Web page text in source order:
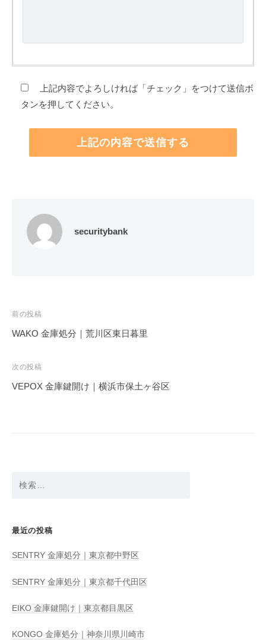
上記内容でよろしければ「チェック」をつけて送信ボ
タンを押してください。
securitybank
投
稿
ビ
ゲ
前の投稿
WAKO 金庫処分｜荒川区東日暮里
次の投稿
VEPOX 金庫鍵開け｜横浜市保土ヶ谷区
最近の投稿
SENTRY 金庫処分｜東京都中野区
SENTRY 金庫処分｜東京都千代田区
EIKO 金庫鍵開け｜東京都目黒区
KONGO 金庫処分｜神奈川県川崎市